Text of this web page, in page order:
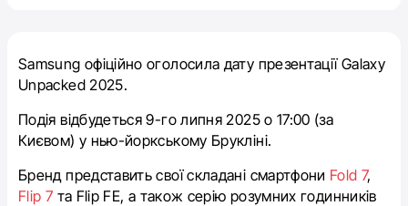
Samsung офіційно оголосила дату презентації Galaxy
Unpacked 2025.
Подія відбудеться 9-го липня 2025 о 17:00 (за
Києвом) у нью-йоркському Брукліні.
Бренд представить свої складані смартфони Fold 7,
Flip 7 та Flip FE, а також серію розумних годинників